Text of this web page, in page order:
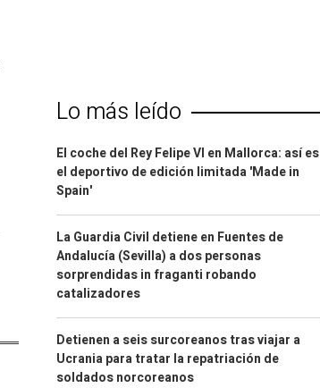
Lo más leído
El coche del Rey Felipe VI en Mallorca: así es
el deportivo de edición limitada 'Made in
Spain'
La Guardia Civil detiene en Fuentes de
Andalucía (Sevilla) a dos personas
sorprendidas in fraganti robando
catalizadores
Detienen a seis surcoreanos tras viajar a
Ucrania para tratar la repatriación de
soldados norcoreanos